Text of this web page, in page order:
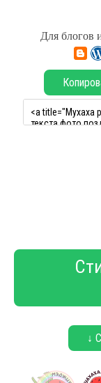
Для блогов
↓